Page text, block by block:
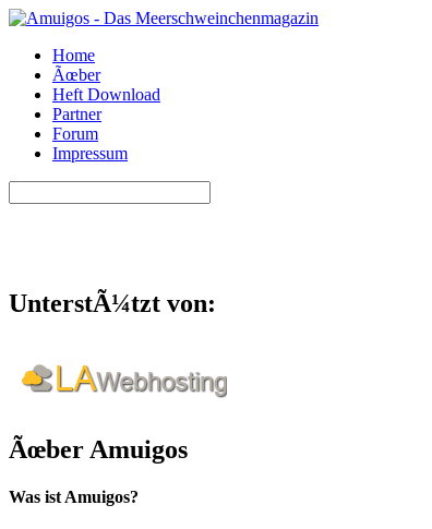
Home
Ãœber
Heft Download
Partner
Forum
Impressum
UnterstÃ¼tzt von:
Ãœber Amuigos
Was ist Amuigos?